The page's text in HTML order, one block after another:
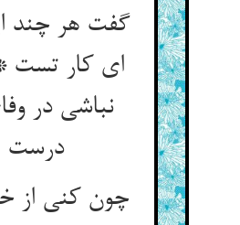
گفت هر چند
ای کار تست
نباشی در
درست‏
چون کنی از